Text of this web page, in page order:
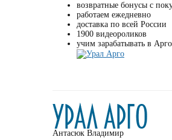
возвратные бонусы с
работаем ежедневно
доставка по всей России
1900 видеороликов
учим зарабатывать в Арго
Антасюк Владимир